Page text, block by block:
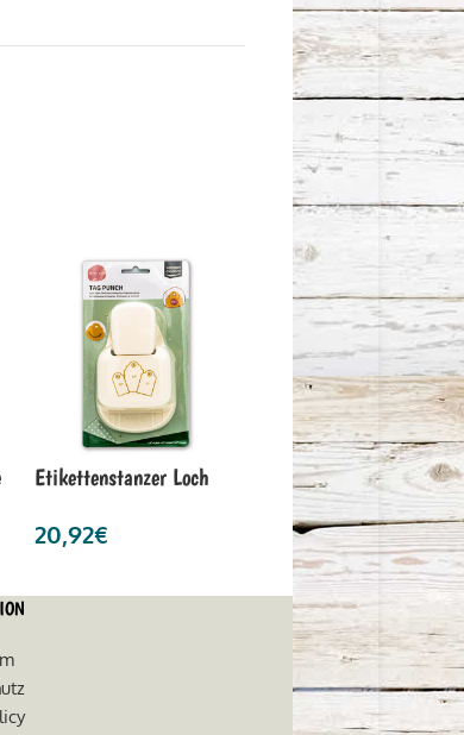
Etikettenstanzer Loch
20,92€